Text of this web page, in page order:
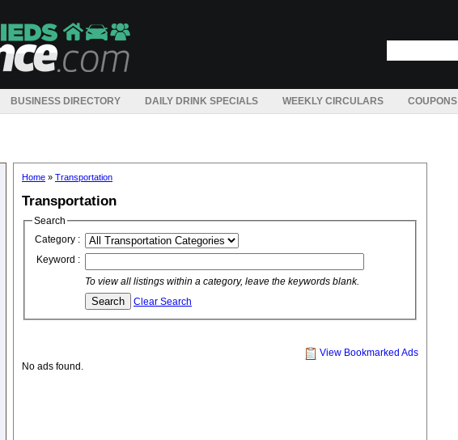
BUSINESS DIRECTORY DAILY DRINK SPECIALS WEEKLY CIRCULARS COUPONS
Home » Transportation
Transportation
Search
Category :
Keyword :
To view all listings within a category, leave the keywords blank.
Clear Search
View Bookmarked Ads
No ads found.